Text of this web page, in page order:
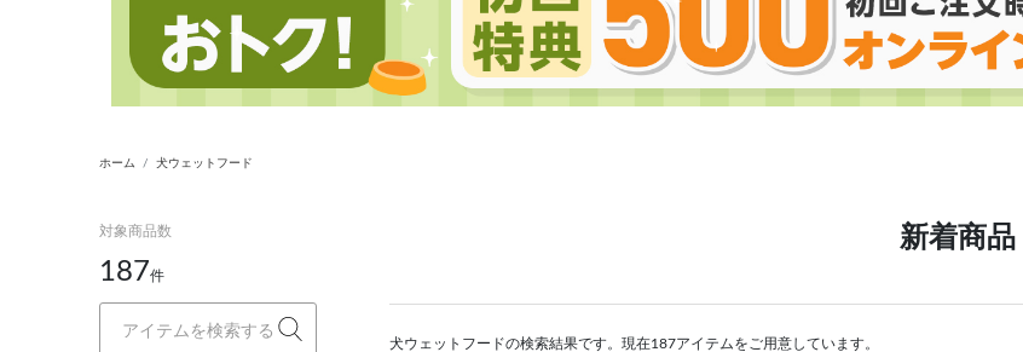
ホーム 犬ウェットフード
対象商品数
187件
新着商品
犬ウェットフードの検索結果です。現在187アイテムをご用意しています。